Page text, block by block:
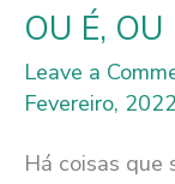
O
PRIMEIRO
PASSO
OU É,
Leave a
Fevereiro, 2022
Há coisas que